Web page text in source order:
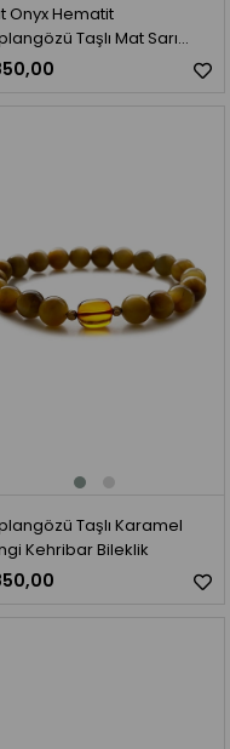
Onyx Hematit
Taşlı Mat Sarı
Bileklik
Taşlı Karamel
Kehribar Bileklik